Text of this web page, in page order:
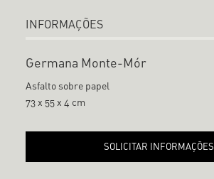
INFORMAÇÕES
Germana Monte-Mór
Asfalto sobre papel
73 x 55 x 4 cm
SOLICITAR INFORMAÇÕES